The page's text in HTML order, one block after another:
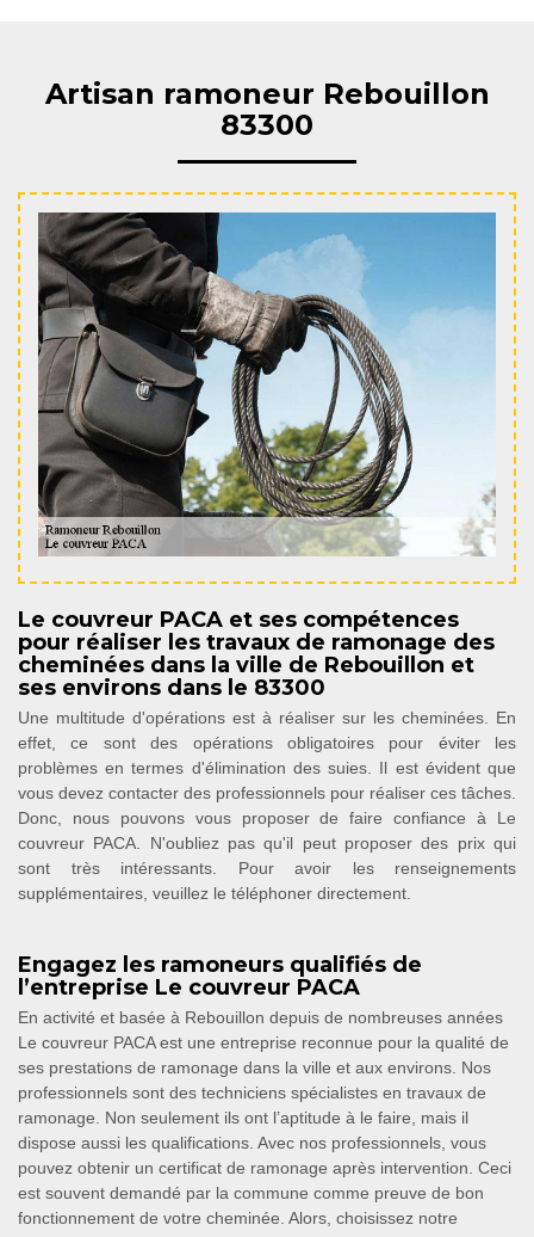
Artisan ramoneur Rebouillon
83300
Le couvreur PACA et ses compétences
pour réaliser les travaux de ramonage des
cheminées dans la ville de Rebouillon et
ses environs dans le 83300
Une multitude d'opérations est à réaliser sur les cheminées. En
effet, ce sont des opérations obligatoires pour éviter les
problèmes en termes d'élimination des suies. Il est évident que
vous devez contacter des professionnels pour réaliser ces tâches.
Donc, nous pouvons vous proposer de faire confiance à Le
couvreur PACA. N'oubliez pas qu'il peut proposer des prix qui
sont très intéressants. Pour avoir les renseignements
supplémentaires, veuillez le téléphoner directement.
Engagez les ramoneurs qualifiés de
l’entreprise Le couvreur PACA
En activité et basée à Rebouillon depuis de nombreuses années
Le couvreur PACA est une entreprise reconnue pour la qualité de
ses prestations de ramonage dans la ville et aux environs. Nos
professionnels sont des techniciens spécialistes en travaux de
ramonage. Non seulement ils ont l’aptitude à le faire, mais il
dispose aussi les qualifications. Avec nos professionnels, vous
pouvez obtenir un certificat de ramonage après intervention. Ceci
est souvent demandé par la commune comme preuve de bon
fonctionnement de votre cheminée. Alors, choisissez notre